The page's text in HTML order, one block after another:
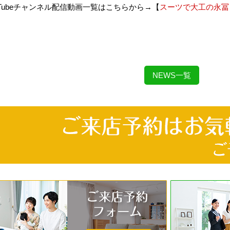
チャンネル配信動画一覧はこちらから→【 スーツで大工の永冨
NEWS一覧